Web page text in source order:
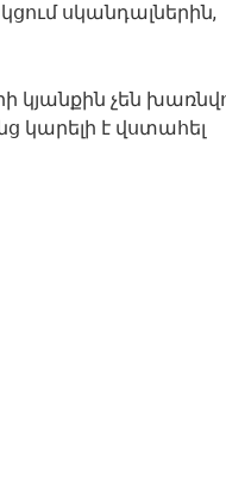
սկանդալներին,
կյանքին չեն
կարելի է վստահել